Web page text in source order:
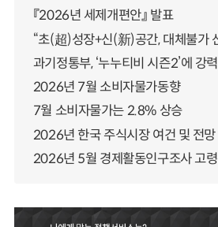
『2026년 세제개편안』 발표
“초(超)성장+신(新)공간, 대체불가
과기정통부, ‘누누티비 시즌2’에 강
2026년 7월 소비자물가동향
7월 소비자물가는 2.8% 상승
2026년 한국 주식시장 여건 및 전망
2026년 5월 경제활동인구조사 고